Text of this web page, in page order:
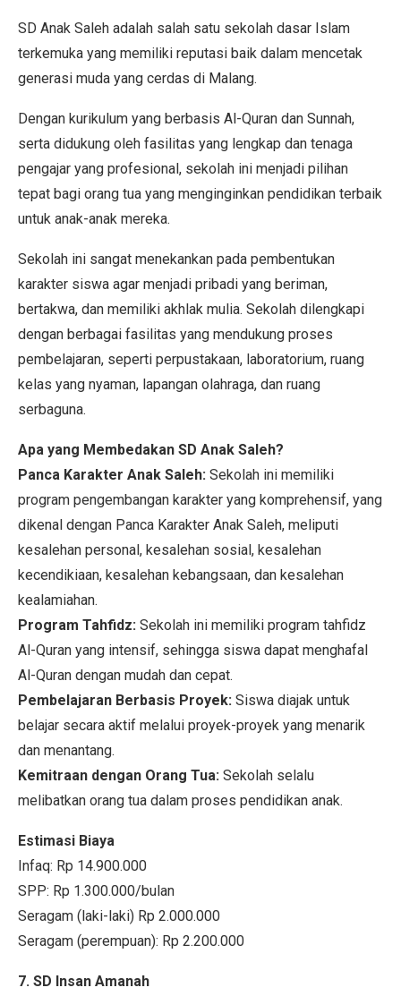
SD Anak Saleh adalah salah satu sekolah dasar Islam
terkemuka yang memiliki reputasi baik dalam mencetak
generasi muda yang cerdas di Malang.
Dengan kurikulum yang berbasis Al-Quran dan Sunnah,
serta didukung oleh fasilitas yang lengkap dan tenaga
pengajar yang profesional, sekolah ini menjadi pilihan
tepat bagi orang tua yang menginginkan pendidikan terbaik
untuk anak-anak mereka.
Sekolah ini sangat menekankan pada pembentukan
karakter siswa agar menjadi pribadi yang beriman,
bertakwa, dan memiliki akhlak mulia. Sekolah dilengkapi
dengan berbagai fasilitas yang mendukung proses
pembelajaran, seperti perpustakaan, laboratorium, ruang
kelas yang nyaman, lapangan olahraga, dan ruang
serbaguna.
Apa yang Membedakan SD Anak Saleh?
Panca Karakter Anak Saleh: Sekolah ini memiliki
program pengembangan karakter yang komprehensif, yang
dikenal dengan Panca Karakter Anak Saleh, meliputi
kesalehan personal, kesalehan sosial, kesalehan
kecendikiaan, kesalehan kebangsaan, dan kesalehan
kealamiahan.
Program Tahfidz: Sekolah ini memiliki program tahfidz
Al-Quran yang intensif, sehingga siswa dapat menghafal
Al-Quran dengan mudah dan cepat.
Pembelajaran Berbasis Proyek: Siswa diajak untuk
belajar secara aktif melalui proyek-proyek yang menarik
dan menantang.
Kemitraan dengan Orang Tua: Sekolah selalu
melibatkan orang tua dalam proses pendidikan anak.
Estimasi Biaya
Infaq: Rp 14.900.000
SPP: Rp 1.300.000/bulan
Seragam (laki-laki) Rp 2.000.000
Seragam (perempuan): Rp 2.200.000
7. SD Insan Amanah